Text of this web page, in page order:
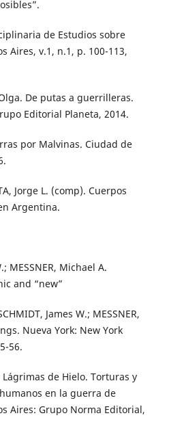
de Estudios sobre
Aires, v.1, n.1, p. 100-113,
De putas a guerrilleras.
Editorial Planeta, 2014.
por Malvinas. Ciudad de
Jorge L. (comp). Cuerpos
Argentina.
MESSNER, Michael A.
and “new”
James W.; MESSNER,
Nueva York: New York
56.
Lágrimas de Hielo. Torturas y
en la guerra de
Aires: Grupo Norma Editorial,